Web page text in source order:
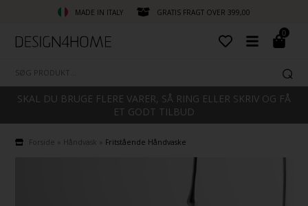
MADE IN ITALY GRATIS FRAGT OVER 399,00
0
SKAL DU BRUGE FLERE VARER, SÅ RING ELLER SKRIV OG FÅ
ET GODT TILBUD
Forside Håndvask Fritstående Håndvaske